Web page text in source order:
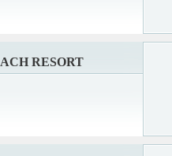
RESORT